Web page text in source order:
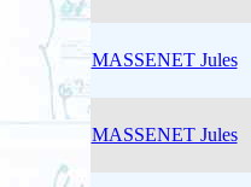
MASSENET Jules
MASSENET Jules